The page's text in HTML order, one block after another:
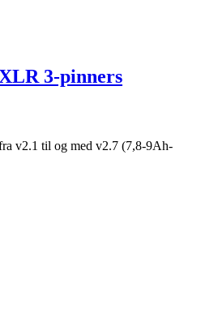
3-pinners
v2.1 til og med v2.7 (7,8-9Ah-